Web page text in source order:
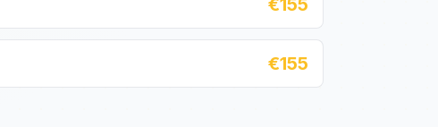
€155
€155